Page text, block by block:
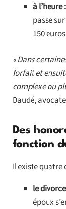
à l’heure :
passe
150
« Dans
forfait et
complexe ou
Daudé,
Des
fonction
Il existe quatre
le
époux